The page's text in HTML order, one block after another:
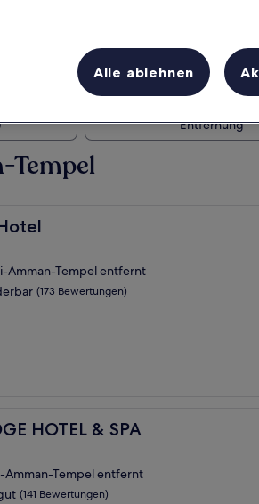
Dieses
7. Aug. - 9. Aug.
Entfernung
Tempel
Amman-Tempel entfernt
(173 Bewertungen)
HOTEL & SPA
& SPA
Amman-Tempel entfernt
(141 Bewertungen)
Alle ablehnen